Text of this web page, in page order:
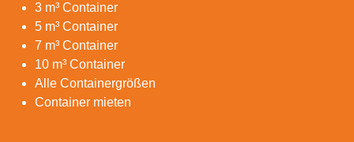
3 m³ Container
5 m³ Container
7 m³ Container
10 m³ Container
Alle Containergrößen
Container mieten